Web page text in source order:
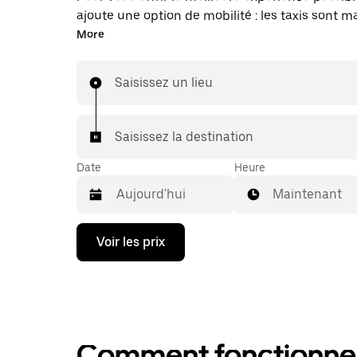
ajoute une option de mobilité : les taxis sont
disponibles dans l'application. Uber Taxi : un
More
Saisissez un lieu
Saisissez la destination
Date
Appuyez
la
ouvrir
Heure
Maintenant
Voir les prix